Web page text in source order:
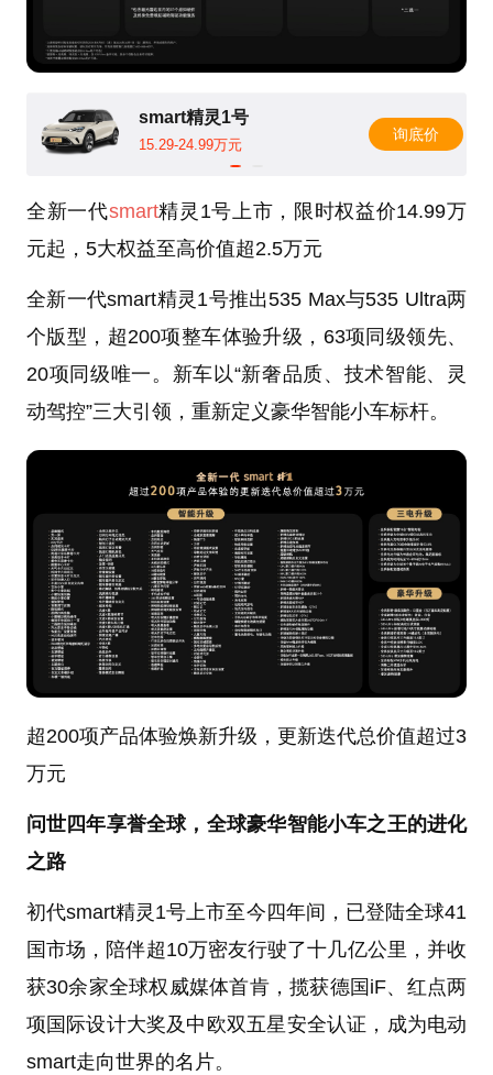
smart精灵1号
15.29-24.99万元
询底价
全新一代smart精灵1号上市，限时权益价14.99万
元起，5大权益至高价值超2.5万元
全新一代smart精灵1号推出535 Max与535 Ultra两
个版型，超200项整车体验升级，63项同级领先、
20项同级唯一。新车以“新奢品质、技术智能、灵
动驾控”三大引领，重新定义豪华智能小车标杆。
超200项产品体验焕新升级，更新迭代总价值超过3
万元
问世四年享誉全球，全球豪华智能小车之王的进化
之路
初代smart精灵1号上市至今四年间，已登陆全球41
国市场，陪伴超10万密友行驶了十几亿公里，并收
获30余家全球权威媒体首肯，揽获德国iF、红点两
项国际设计大奖及中欧双五星安全认证，成为电动
smart走向世界的名片。